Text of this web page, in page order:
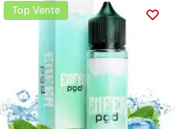
Top Vente